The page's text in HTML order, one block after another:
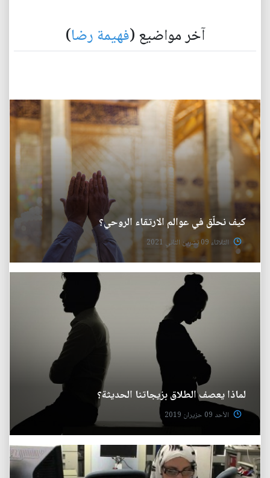
آخر مواضيع (فهيمة رضا)
كيف نحلّق في عوالم الارتقاء الروحي؟
الثلاثاء 09 تشرين الثاني 2021
لماذا يعصف الطلاق بزيجاتنا الحديثة؟
الأحد 09 حزيران 2019